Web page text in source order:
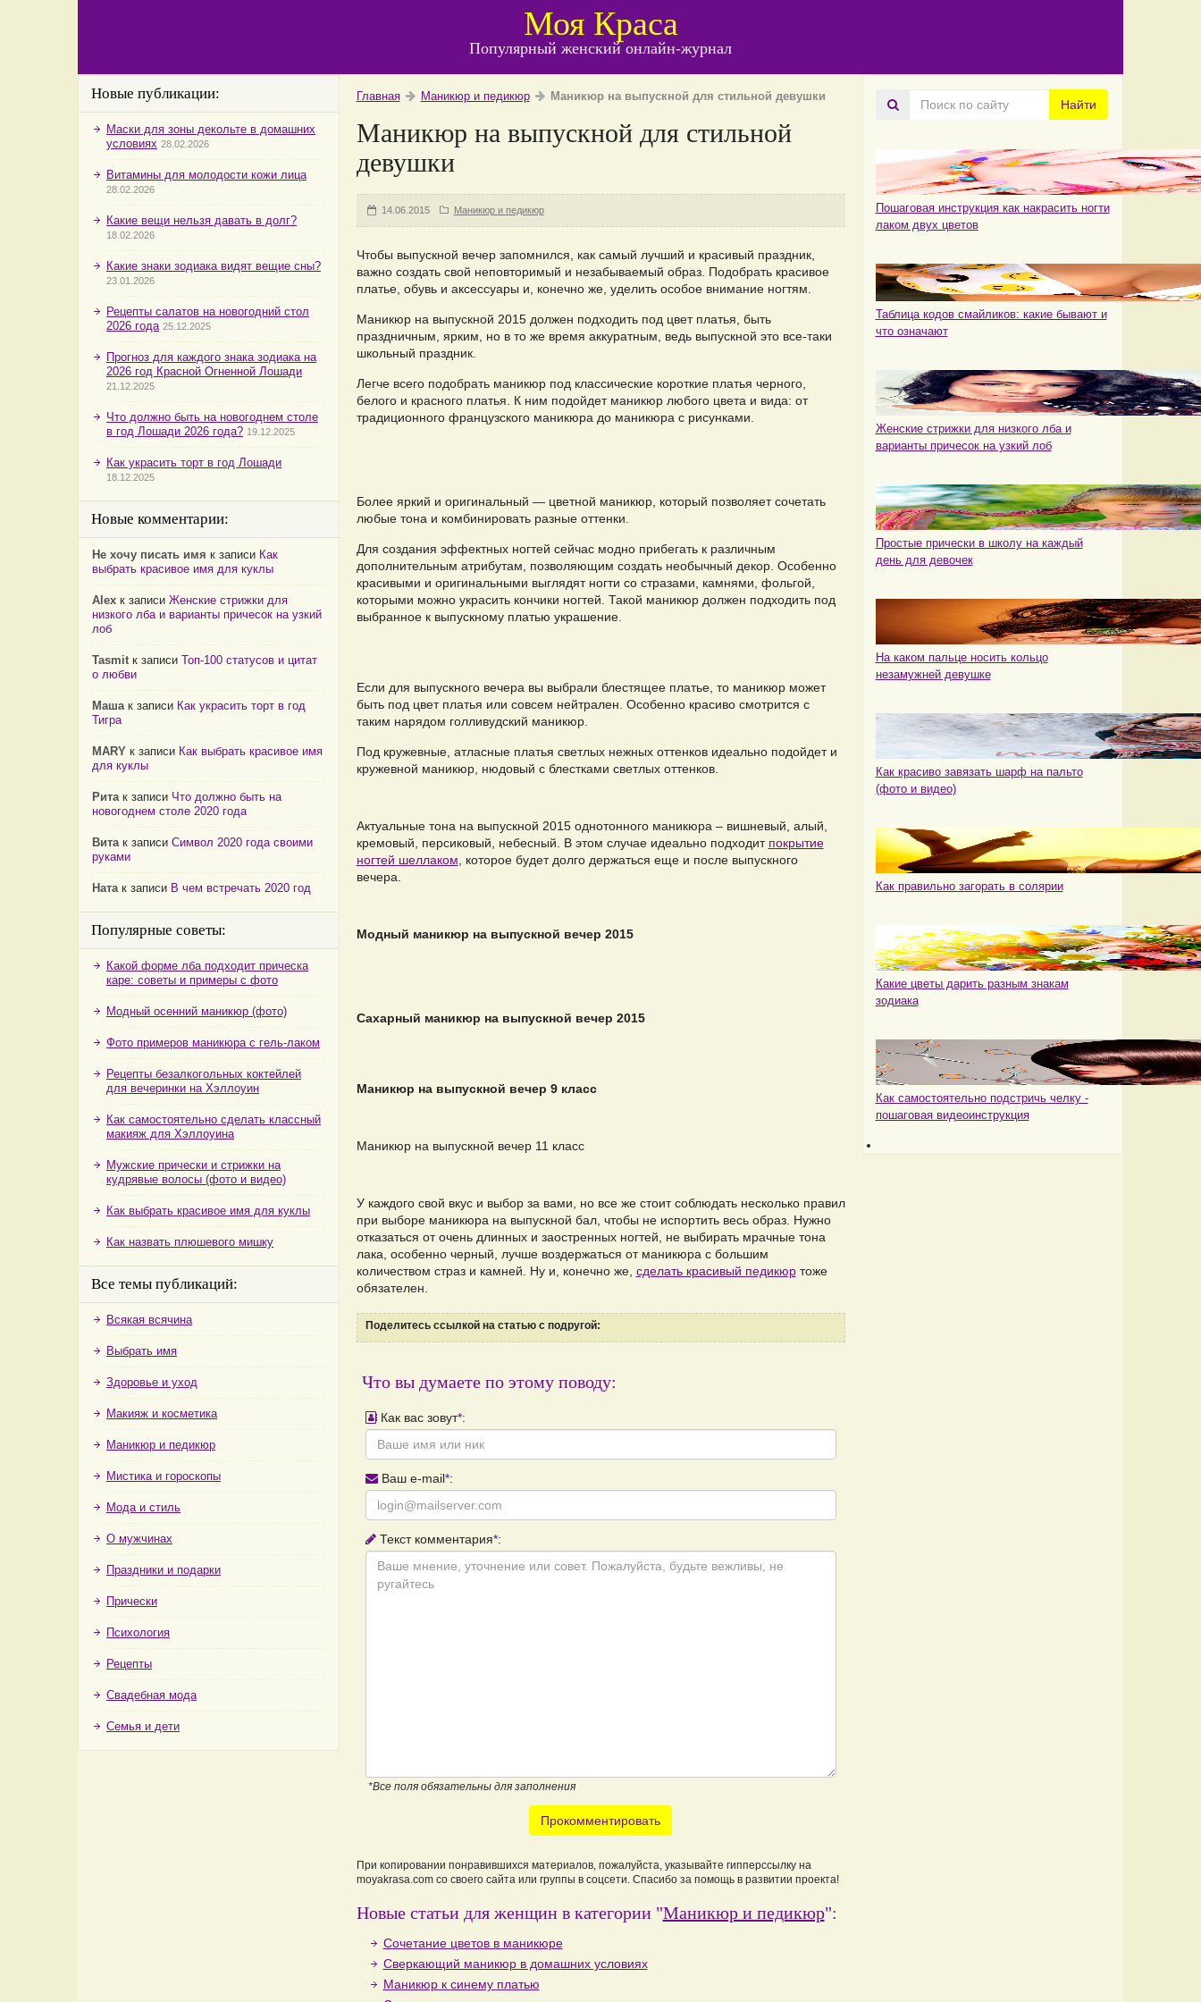
Моя Краса
Популярный женский онлайн-журнал
Главная Маникюр и педикюр Маникюр на выпускной для стильной девушки
Маникюр на выпускной для стильной
девушки
14.06.2015 Маникюр и педикюр
Чтобы выпускной вечер запомнился, как самый лучший и красивый праздник,
важно создать свой неповторимый и незабываемый образ. Подобрать красивое
платье, обувь и аксессуары и, конечно же, уделить особое внимание ногтям.
Маникюр на выпускной 2015 должен подходить под цвет платья, быть
праздничным, ярким, но в то же время аккуратным, ведь выпускной это все-таки
школьный праздник.
Легче всего подобрать маникюр под классические короткие платья черного,
белого и красного платья. К ним подойдет маникюр любого цвета и вида: от
традиционного французского маникюра до маникюра с рисунками.
Более яркий и оригинальный — цветной маникюр, который позволяет сочетать
любые тона и комбинировать разные оттенки.
Для создания эффектных ногтей сейчас модно прибегать к различным
дополнительным атрибутам, позволяющим создать необычный декор. Особенно
красивыми и оригинальными выглядят ногти со стразами, камнями, фольгой,
которыми можно украсить кончики ногтей. Такой маникюр должен подходить под
выбранное к выпускному платью украшение.
Если для выпускного вечера вы выбрали блестящее платье, то маникюр может
быть под цвет платья или совсем нейтрален. Особенно красиво смотрится с
таким нарядом голливудский маникюр.
Под кружевные, атласные платья светлых нежных оттенков идеально подойдет и
кружевной маникюр, нюдовый с блестками светлых оттенков.
Актуальные тона на выпускной 2015 однотонного маникюра – вишневый, алый,
кремовый, персиковый, небесный. В этом случае идеально подходит покрытие
ногтей шеллаком , которое будет долго держаться еще и после выпускного
вечера.
Модный маникюр на выпускной вечер 2015
Сахарный маникюр на выпускной вечер 2015
Маникюр на выпускной вечер 9 класс
Маникюр на выпускной вечер 11 класс
У каждого свой вкус и выбор за вами, но все же стоит соблюдать несколько правил
при выборе маникюра на выпускной бал, чтобы не испортить весь образ. Нужно
отказаться от очень длинных и заостренных ногтей, не выбирать мрачные тона
лака, особенно черный, лучше воздержаться от маникюра с большим
количеством страз и камней. Ну и, конечно же, сделать красивый педикюртоже
обязателен.
Поделитесь ссылкой на статью с подругой:
Что вы думаете по этому поводу:
Как вас зовут*:
Ваш e-mail*:
Текст комментария*:
*Все поля обязательны для заполнения
Прокомментировать
При копировании понравившихся материалов, пожалуйста, указывайте гипперссылку на
moyakrasa.com со своего сайта или группы в соцсети. Спасибо за помощь в развитии проекта!
Новые статьи для женщин в категории "Маникюр и педикюр":
Сочетание цветов в маникюре
Сверкающий маникюр в домашних условиях
Маникюр к синему платью
Новые публикации:
Маски для зоны декольте в домашних
условиях 28.02.2026
Витамины для молодости кожи лица
28.02.2026
Какие вещи нельзя давать в долг?
18.02.2026
Какие знаки зодиака видят вещие сны?
23.01.2026
Рецепты салатов на новогодний стол
2026 года 25.12.2025
Прогноз для каждого знака зодиака на
2026 год Красной Огненной Лошади
21.12.2025
Что должно быть на новогоднем столе
в год Лошади 2026 года? 19.12.2025
Как украсить торт в год Лошади
18.12.2025
Новые комментарии:
Не хочу писать имя к записи Как
выбрать красивое имя для куклы
Alex к записи Женские стрижки для
низкого лба и варианты причесок на узкий
лоб
Tasmit к записи Топ-100 статусов и цитат
о любви
Машак записи Как украсить торт в год
Тигра
MARY к записи Как выбрать красивое имя
для куклы
Ритак записи Что должно быть на
новогоднем столе 2020 года
Витак записи Символ 2020 года своими
руками
Натак записи В чем встречать 2020 год
Популярные советы:
Какой форме лба подходит прическа
каре: советы и примеры с фото
Модный осенний маникюр (фото)
Фото примеров маникюра с гель-лаком
Рецепты безалкогольных коктейлей
для вечеринки на Хэллоуин
Как самостоятельно сделать классный
макияж для Хэллоуина
Мужские прически и стрижки на
кудрявые волосы (фото и видео)
Как выбрать красивое имя для куклы
Как назвать плюшевого мишку
Все темы публикаций:
Всякая всячина
Выбрать имя
Здоровье и уход
Макияж и косметика
Маникюр и педикюр
Мистика и гороскопы
Мода и стиль
О мужчинах
Праздники и подарки
Прически
Психология
Рецепты
Свадебная мода
Семья и дети
Поиск
по
Найти
Пошаговая инструкция как накрасить ногти
лаком двух цветов
Таблица кодов смайликов: какие бывают и
что означают
Женские стрижки для низкого лба и
варианты причесок на узкий лоб
Простые прически в школу на каждый
день для девочек
На каком пальце носить кольцо
незамужней девушке
Как красиво завязать шарф на пальто
(фото и видео)
Как правильно загорать в солярии
Какие цветы дарить разным знакам
зодиака
Как самостоятельно подстричь челку -
пошаговая видеоинструкция